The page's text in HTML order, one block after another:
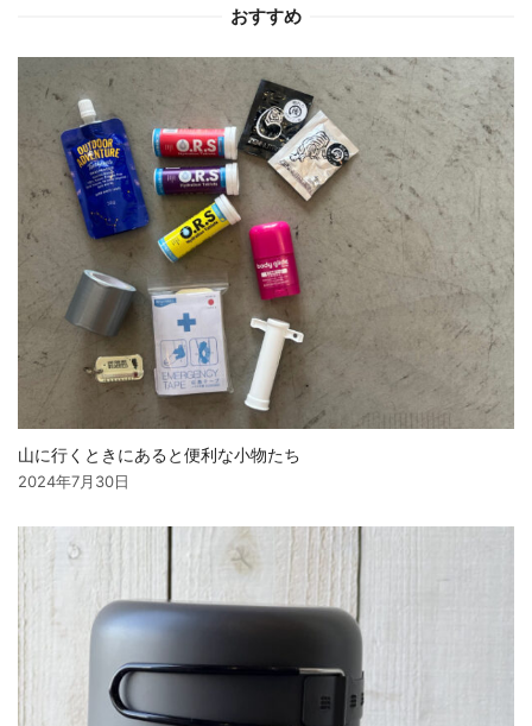
おすすめ
山に行くときにあると便利な小物たち
2024年7月30日